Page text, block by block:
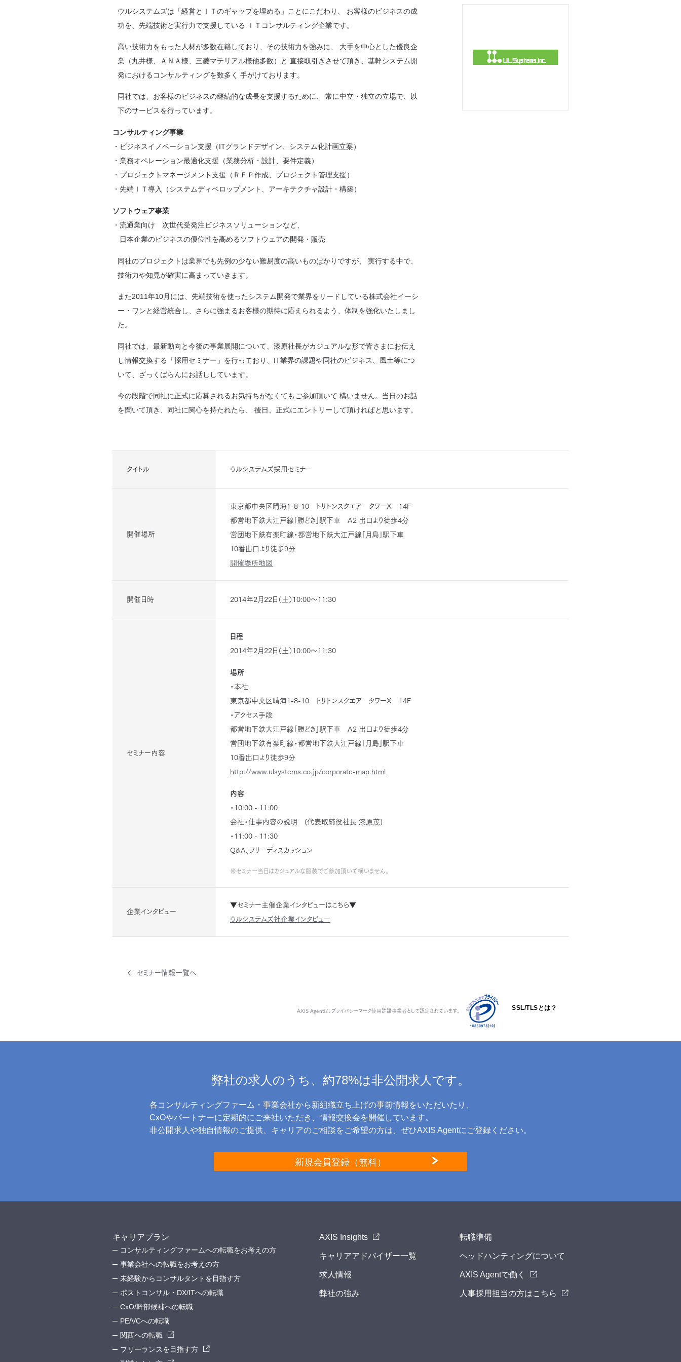
ウルシステムズは「経営とＩＴのギャップを埋める」ことにこだわり、 お客様のビジネスの成
功を、先端技術と実行力で支援している ＩＴコンサルティング企業です。
高い技術力をもった人材が多数在籍しており、その技術力を強みに、 大手を中心とした優良企
業（丸井様、ＡＮＡ様、三菱マテリアル様他多数）と 直接取引きさせて頂き、基幹システム開
発におけるコンサルティングを数多く 手がけております。
同社では、お客様のビジネスの継続的な成長を支援するために、 常に中立・独立の立場で、以
下のサービスを行っています。
コンサルティング事業
ビジネスイノベーション支援（ITグランドデザイン、システム化計画立案）
業務オペレーション最適化支援（業務分析・設計、要件定義）
プロジェクトマネージメント支援（ＲＦＰ作成、プロジェクト管理支援）
先端ＩＴ導入（システムディベロップメント、アーキテクチャ設計・構築）
ソフトウェア事業
流通業向け 次世代受発注ビジネスソリューションなど、
日本企業のビジネスの優位性を高めるソフトウェアの開発・販売
同社のプロジェクトは業界でも先例の少ない難易度の高いものばかりですが、 実行する中で、
技術力や知見が確実に高まっていきます。
また2011年10月には、先端技術を使ったシステム開発で業界をリードしている株式会社イーシ
ー・ワンと経営統合し、さらに強まるお客様の期待に応えられるよう、体制を強化いたしまし
た。
同社では、最新動向と今後の事業展開について、漆原社長がカジュアルな形で皆さまにお伝え
し情報交換する「採用セミナー」を行っており、IT業界の課題や同社のビジネス、風土等につ
いて、ざっくばらんにお話ししています。
今の段階で同社に正式に応募されるお気持ちがなくてもご参加頂いて 構いません。当日のお話
を聞いて頂き、同社に関心を持たれたら、 後日、正式にエントリーして頂ければと思います。
タイトル ウルシステムズ採用セミナー
開催場所
東京都中央区晴海1-8-10 トリトンスクエア タワーX 14F
都営地下鉄大江戸線「勝どき」駅下車 A2 出口より徒歩4分
営団地下鉄有楽町線・都営地下鉄大江戸線「月島」駅下車
10番出口より徒歩9分
開催場所地図
開催日時 2014年2月22日（土）10:00～11:30
セミナー内容
日程
2014年2月22日（土）10:00～11:30
場所
・本社
東京都中央区晴海1-8-10 トリトンスクエア タワーX 14F
・アクセス手段
都営地下鉄大江戸線「勝どき」駅下車 A2 出口より徒歩4分
営団地下鉄有楽町線・都営地下鉄大江戸線「月島」駅下車
10番出口より徒歩9分
http://www.ulsystems.co.jp/corporate-map.html
内容
・10:00 - 11:00
会社・仕事内容の説明 (代表取締役社長 漆原茂)
・11:00 - 11:30
Q&A、フリーディスカッション
※セミナー当日はカジュアルな服装でご参加頂いて構いません。
企業インタビュー
▼セミナー主催企業インタビューはこちら▼
ウルシステムズ社企業インタビュー
セミナー情報一覧へ
AXIS Agentは、 プライバシーマーク使用許諾事業者として認定されています。 SSL/TLSとは？
弊社の求人のうち、約78%は非公開求人です。
各コンサルティングファーム・事業会社から新組織立ち上げの事前情報をいただいたり、
CxOやパートナーに定期的にご来社いただき、情報交換会を開催しています。
非公開求人や独自情報のご提供、キャリアのご相談をご希望の方は、ぜひAXIS Agentにご登録ください。
新規会員登録（無料）
キャリアプラン
コンサルティングファームへの転職をお考えの方
事業会社への転職をお考えの方
未経験からコンサルタントを目指す方
ポストコンサル・DX/ITへの転職
CxO/幹部候補への転職
PE/VCへの転職
関西への転職
フリーランスを目指す方
AXIS Insights
キャリアアドバイザー一覧
求人情報
弊社の強み
転職準備
ヘッドハンティングについて
AXIS Agentで働く
人事採用担当の方はこちら